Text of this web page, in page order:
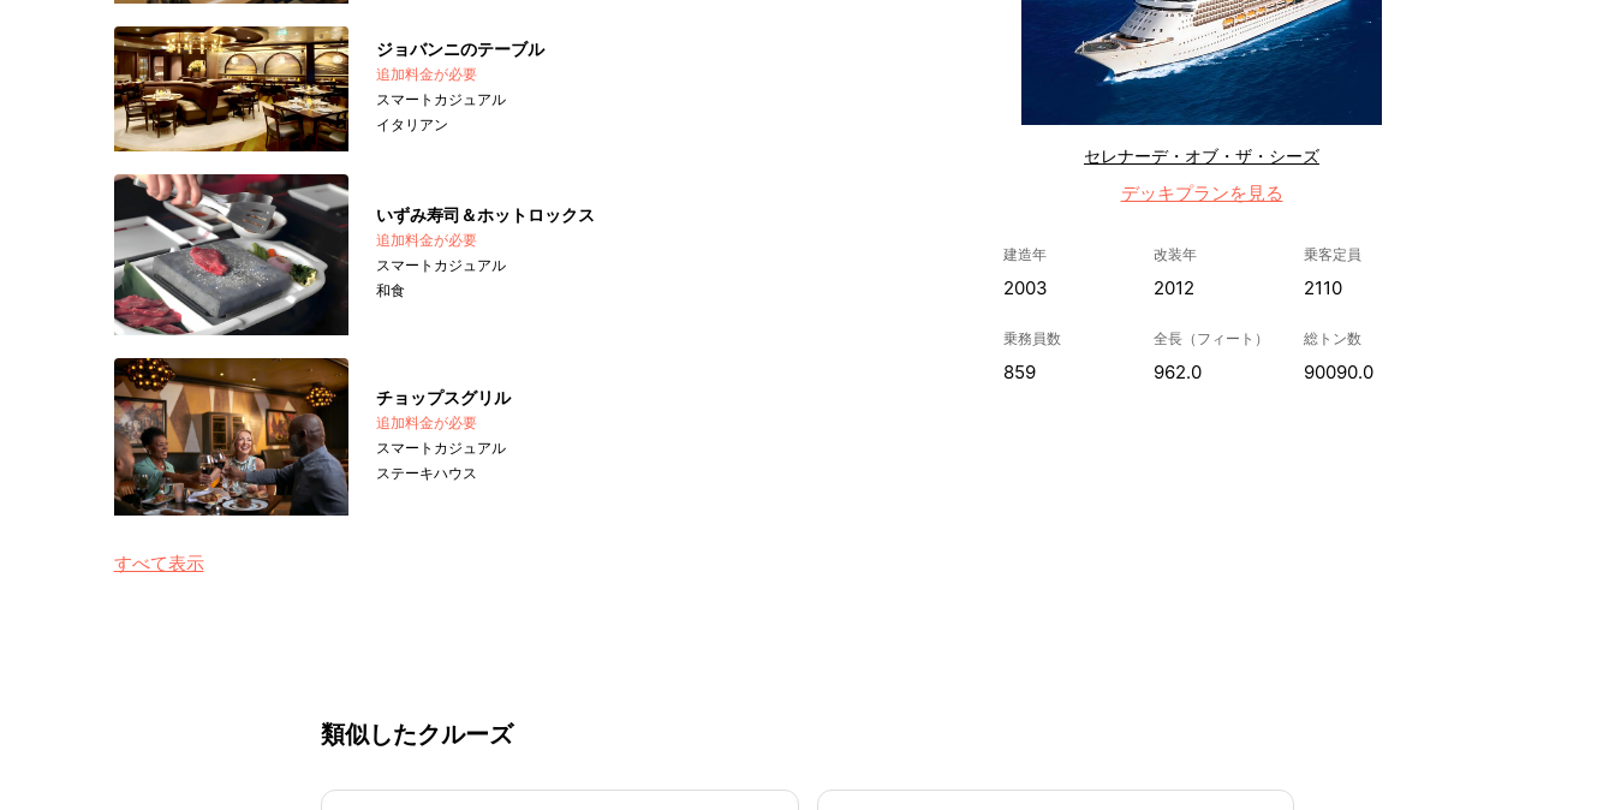
ジョバンニのテーブル
追加料金が必要
スマートカジュアル
イタリアン
いずみ寿司＆ホットロックス
追加料金が必要
スマートカジュアル
和食
チョップスグリル
追加料金が必要
スマートカジュアル
ステーキハウス
すべて表示
セレナーデ・オブ・ザ・シーズ
デッキプランを見る
建造年
2003
改装年
2012
乗客定員
2110
乗務員数
859
全長（フィート）
962.0
総トン数
90090.0
類似したクルーズ